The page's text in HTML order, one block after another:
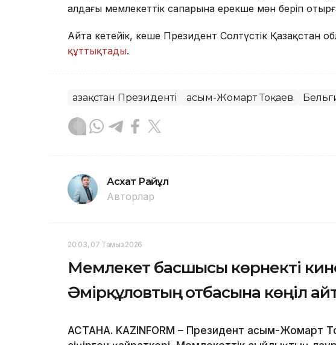
алдағы мемлекеттік сапарына ерекше мән беріп
Айта кетейік, кеше Президент Солтүстік Қазақстан
құттықтады.
Қазақстан Президенті Қасым-Жомарт Тоқаев
Асхат Райқұл
Авторлар
20:03, 07 Тамыз 2026
Мемлекет басшысы көрнекті
Әмірқұловтың отбасына көңіл
АСТАНА. KAZINFORM – Президент Қасым-Жомарт